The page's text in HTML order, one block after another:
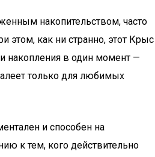
накопительством, часто
этом, как ни странно, этот Крыс
накопления в один момент —
только для любимых
и способен на
к тем, кого действительно